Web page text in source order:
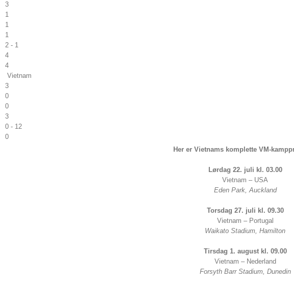
3
1
1
1
2 - 1
4
4
Vietnam
3
0
0
3
0 - 12
0
Her er Vietnams komplette VM-
Lørdag 22. juli kl. 03.00
Vietnam – USA
Eden Park, Auckland
Torsdag 27. juli kl. 09.30
Vietnam – Portugal
Waikato Stadium, Hamilton
Tirsdag 1. august kl. 09.00
Vietnam – Nederland
Forsyth Barr Stadium, Dunedin